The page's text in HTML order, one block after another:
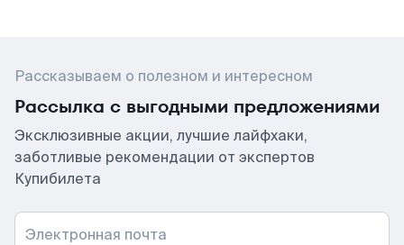
Рассказываем о полезном и интересном
Рассылка с выгодными предложениями
Эксклюзивные акции, лучшие лайфхаки,
заботливые рекомендации от экспертов
Купибилета
Электронная почта